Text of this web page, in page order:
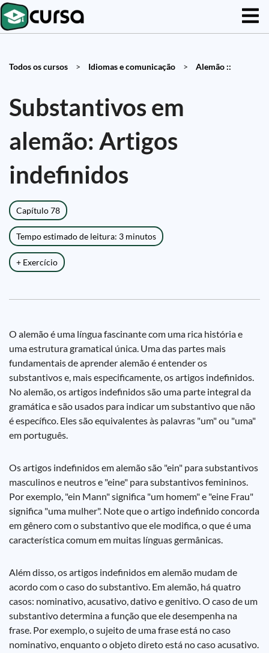
Todos os cursos > Idiomas e comunicação > Alemão ::
Substantivos em
alemão: Artigos
indefinidos
Capítulo 78
Tempo estimado de leitura: 3 minutos
+ Exercício
O alemão é uma língua fascinante com uma rica história e
uma estrutura gramatical única. Uma das partes mais
fundamentais de aprender alemão é entender os
substantivos e, mais especificamente, os artigos indefinidos.
No alemão, os artigos indefinidos são uma parte integral da
gramática e são usados para indicar um substantivo que não
é específico. Eles são equivalentes às palavras "um" ou "uma"
em português.
Os artigos indefinidos em alemão são "ein" para substantivos
masculinos e neutros e "eine" para substantivos femininos.
Por exemplo, "ein Mann" significa "um homem" e "eine Frau"
significa "uma mulher". Note que o artigo indefinido concorda
em gênero com o substantivo que ele modifica, o que é uma
característica comum em muitas línguas germânicas.
Além disso, os artigos indefinidos em alemão mudam de
acordo com o caso do substantivo. Em alemão, há quatro
casos: nominativo, acusativo, dativo e genitivo. O caso de um
substantivo determina a função que ele desempenha na
frase. Por exemplo, o sujeito de uma frase está no caso
nominativo, enquanto o objeto direto está no caso acusativo.